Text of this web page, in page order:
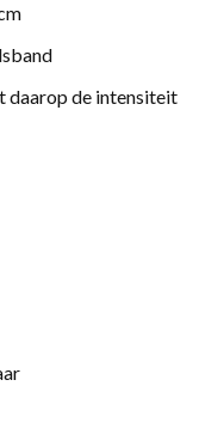
daarop de intensiteit